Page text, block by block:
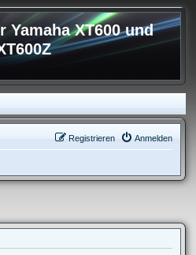
Yamaha XT600 und
Anmelden
Registrieren